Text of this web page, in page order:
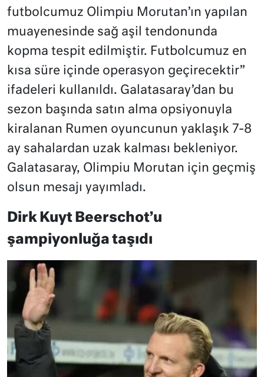
futbolcumuz Olimpiu Morutan’ın yapılan
muayenesinde sağ aşil tendonunda
kopma tespit edilmiştir. Futbolcumuz en
kısa süre içinde operasyon geçirecektir”
ifadeleri kullanıldı. Galatasaray’dan bu
sezon başında satın alma opsiyonuyla
kiralanan Rumen oyuncunun yaklaşık 7-8
ay sahalardan uzak kalması bekleniyor.
Galatasaray, Olimpiu Morutan için geçmiş
olsun mesajı yayımladı.
Dirk Kuyt Beerschot’u
şampiyonluğa taşıdı